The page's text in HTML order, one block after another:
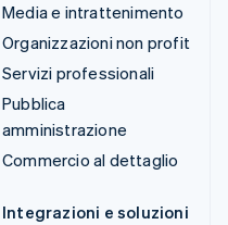
Media e intrattenimento
Organizzazioni non profit
Servizi professionali
Pubblica
amministrazione
Commercio al dettaglio
Integrazioni e soluzioni